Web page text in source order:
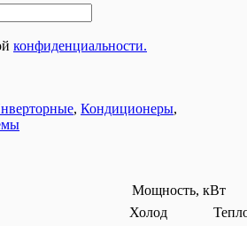
конфиденциальности.
, Кондиционеры,
Мощность, кВт
Холод